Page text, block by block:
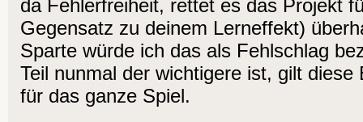
da Fehlerfreiheit, rettet es das Projekt
Gegensatz zu deinem Lerneffekt)
Sparte würde ich das als Fehlschlag
Teil nunmal der wichtigere ist, gilt diese
für das ganze Spiel.